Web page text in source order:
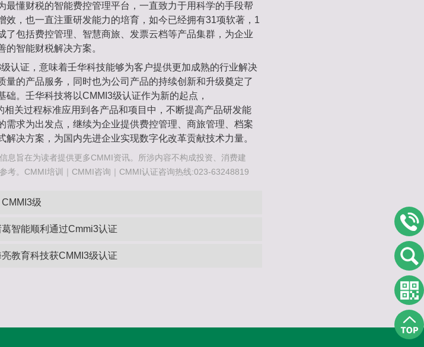
最懂财税的智能费控管理平台，一直致力于用科学的手段帮
效，也一直注重研发能力的培育，如今已经拥有31项软著，1
了包括费控管理、智慧商旅、发票云档等产品集群，为企业
的智能财税解决方案。
认证，意味着壬华科技能够为客户提供更加成熟的行业解决
量的产品服务，同时也为公司产品的持续创新和升级奠定了
础。壬华科技将以CMMI3级认证作为新的起点，
相关过程标准应用到各产品和项目中，不断提高产品研发能
需求为出发点，继续为企业提供费控管理、商旅管理、档案
解决方案，为国内先进企业实现数字化改革贡献技术力量。
息旨在为读者提供更多CMMI资讯。所涉内容不构成投资、消费建
考。CMMI培训｜CMMI咨询｜CMMI认证咨询热线:023-63248819
CMMI3级
葛智能顺利通过Cmmi3认证
亮教育科技获CMMI3级认证